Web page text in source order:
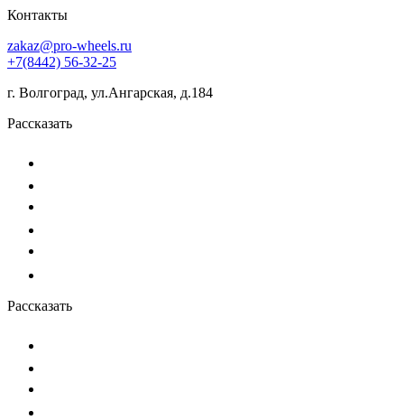
Контакты
zakaz@pro-wheels.ru
+7(8442) 56-32-25
г. Волгоград, ул.Ангарская, д.184
Рассказать
Рассказать